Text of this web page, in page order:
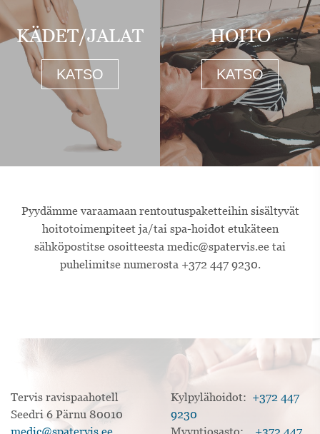
KÄDET/JALAT
KATSO
HOITO
KATSO
Pyydämme varaamaan rentoutuspaketteihin sisältyvät
hoitotoimenpiteet ja/tai spa-hoidot etukäteen
sähköpostitse osoitteesta medic@spatervis.ee tai
puhelimitse numerosta +372 447 9230.
Tervis ravispaahotell
Seedri 6 Pärnu 80010
medic@spatervis.ee
Kylpylähoidot: +372 447
9230
Myyntiosasto: +372 447